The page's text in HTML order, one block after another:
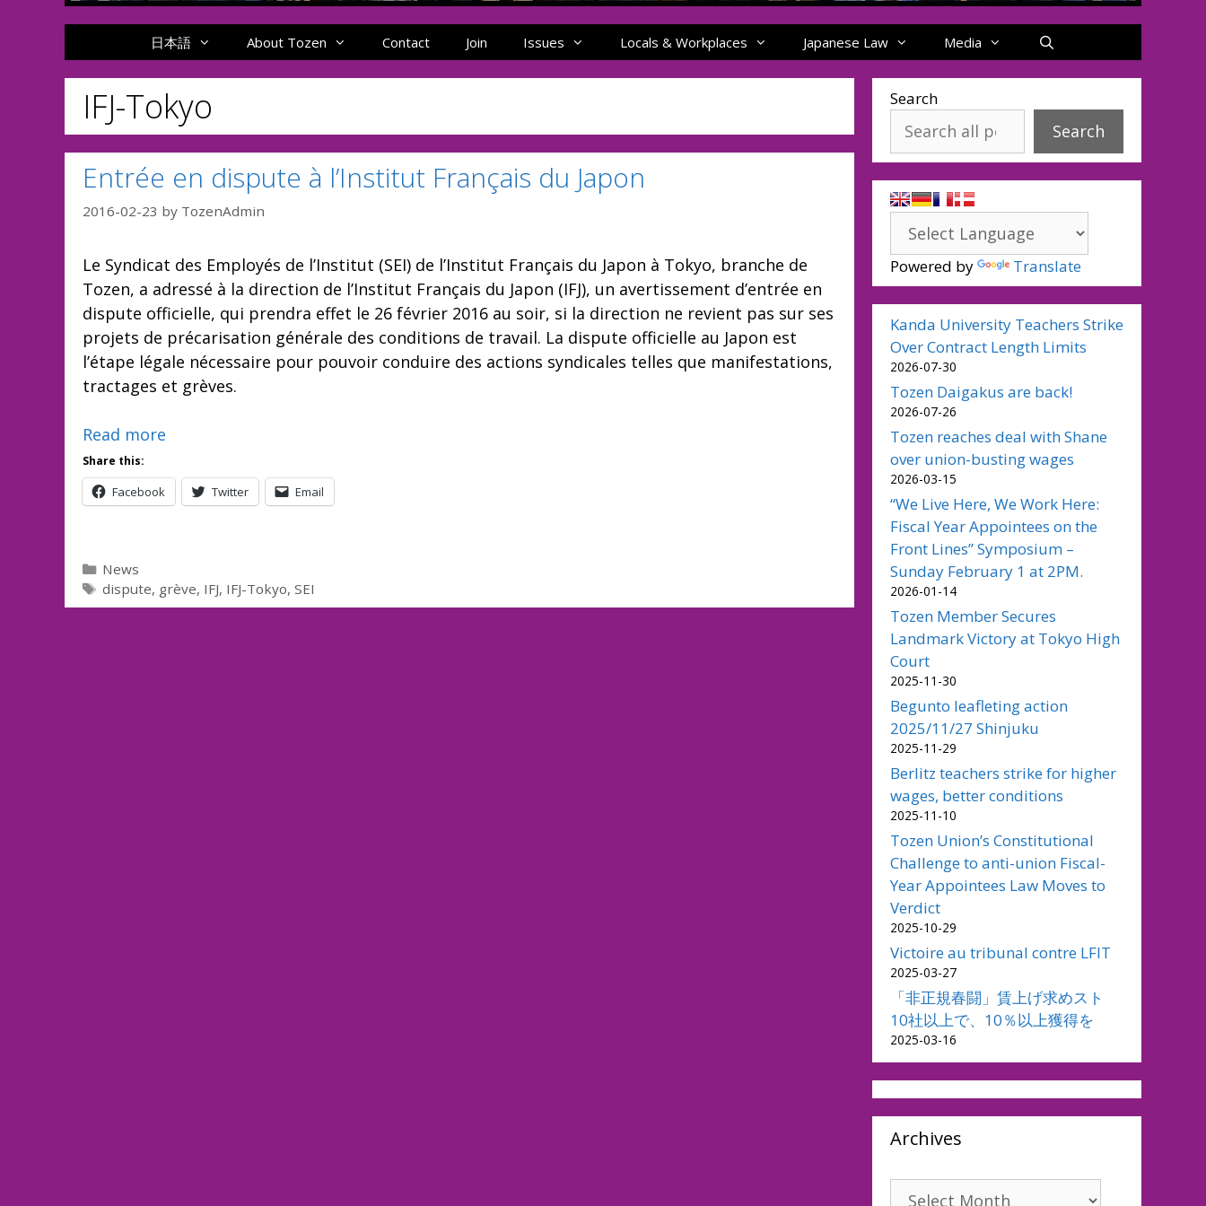
日本語 About Tozen Contact Join Issues Locals & Workplaces Japanese Law Media
IFJ-Tokyo
Entrée en dispute à l’Institut Français du Japon
2016-02-23 by TozenAdmin
Le Syndicat des Employés de l’Institut (SEI) de l’Institut Français du Japon à Tokyo, branche de
Tozen, a adressé à la direction de l’Institut Français du Japon (IFJ), un avertissement d’entrée en
dispute officielle, qui prendra effet le 26 février 2016 au soir, si la direction ne revient pas sur ses
projets de précarisation générale des conditions de travail. La dispute officielle au Japon est
l’étape légale nécessaire pour pouvoir conduire des actions syndicales telles que manifestations,
tractages et grèves.
Read more
Share this:
Facebook Twitter Email
Categories
News
Tags
dispute, grève, IFJ, IFJ-Tokyo,SEI
Search
Search
Powered by Translate
Kanda University Teachers Strike
Over Contract Length Limits
2026-07-30
Tozen Daigakus are back!
2026-07-26
Tozen reaches deal with Shane
over union-busting wages
2026-03-15
“We Live Here, We Work Here:
Fiscal Year Appointees on the
Front Lines” Symposium –
Sunday February 1 at 2PM.
2026-01-14
Tozen Member Secures
Landmark Victory at Tokyo High
Court
2025-11-30
Begunto leafleting action
2025/11/27 Shinjuku
2025-11-29
Berlitz teachers strike for higher
wages, better conditions
2025-11-10
Tozen Union’s Constitutional
Challenge to anti-union Fiscal-
Year Appointees Law Moves to
Verdict
2025-10-29
Victoire au tribunal contre LFIT
2025-03-27
「非正規春闘」賃上げ求めスト
10社以上で、10％以上獲得を
2025-03-16
Archives
Archives